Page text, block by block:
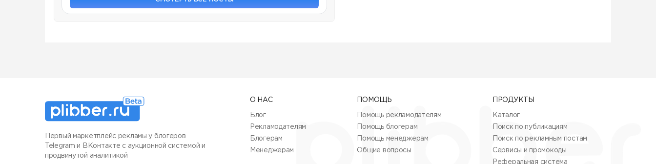
Первый маркетплейс рекламы у блогеров
Telegram и ВКонтакте с аукционной системой и
продвинутой аналитикой
О НАС
Блог
Рекламодателям
Блогерам
Менеджерам
ПОМОЩЬ
Помощь рекламодателям
Помощь блогерам
Помощь менеджерам
Общие вопросы
ПРОДУКТЫ
Каталог
Поиск по публикациям
Поиск по рекламным постам
Сервисы и промокоды
Реферальная система